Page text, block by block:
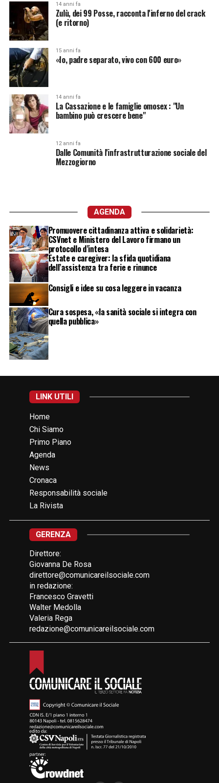
14 anni fa
Zulù, dei 99 Posse, racconta l'inferno del crack
(e ritorno)
15 anni fa
«Io, padre separato, vivo con 600 euro»
14 anni fa
La Cassazione e le famiglie omosex : "Un
bambino può crescere bene"
12 anni fa
Dalle Comunità l'infrastrutturazione sociale del
Mezzogiorno
AGENDA
Promuovere cittadinanza attiva e solidarietà:
CSVnet e Ministero del Lavoro firmano un
protocollo d’intesa
Estate e caregiver: la sfida quotidiana
dell’assistenza tra ferie e rinunce
Consigli e idee su cosa leggere in vacanza
Cura sospesa, «la sanità sociale si integra con
quella pubblica»
LINK UTILI
Home
Chi Siamo
Primo Piano
Agenda
News
Cronaca
Responsabilità sociale
La Rivista
GERENZA
Direttore:
Giovanna De Rosa
direttore@comunicareilsociale.com
in redazione:
Francesco Gravetti
Walter Medolla
Valeria Rega
redazione@comunicareilsociale.com